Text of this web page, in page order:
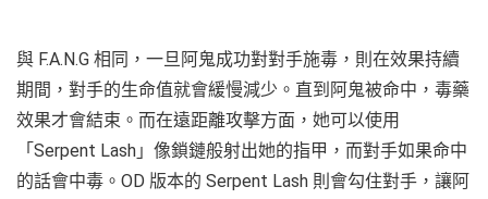
與 F.A.N.G 相同，一旦阿鬼成功對對手施毒，則在效果持續
期間，對手的生命值就會緩慢減少。直到阿鬼被命中，毒藥
效果才會結束。而在遠距離攻擊方面，她可以使用
「Serpent Lash」像鎖鏈般射出她的指甲，而對手如果命中
的話會中毒。OD 版本的 Serpent Lash 則會勾住對手，讓阿